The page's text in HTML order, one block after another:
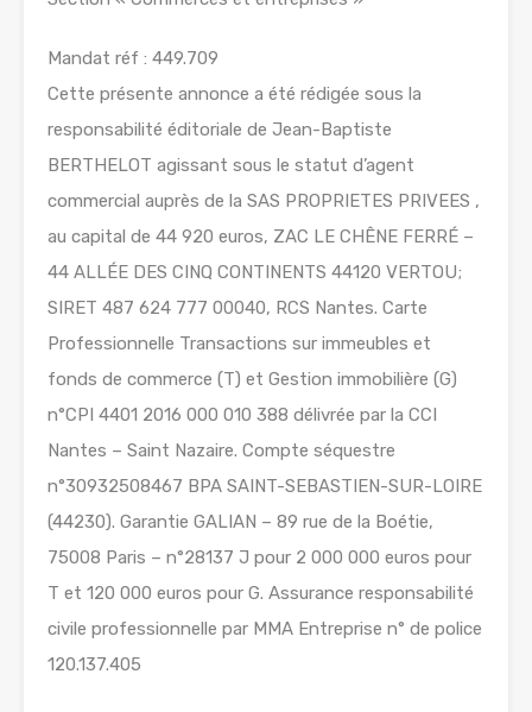
Mandat réf : 449.709
Cette présente annonce a été rédigée sous la
responsabilité éditoriale de Jean-Baptiste
BERTHELOT agissant sous le statut d’agent
commercial auprès de la SAS PROPRIETES PRIVEES ,
au capital de 44 920 euros, ZAC LE CHÊNE FERRÉ –
44 ALLÉE DES CINQ CONTINENTS 44120 VERTOU;
SIRET 487 624 777 00040, RCS Nantes. Carte
Professionnelle Transactions sur immeubles et
fonds de commerce (T) et Gestion immobilière (G)
n°CPI 4401 2016 000 010 388 délivrée par la CCI
Nantes – Saint Nazaire. Compte séquestre
n°30932508467 BPA SAINT-SEBASTIEN-SUR-LOIRE
(44230). Garantie GALIAN – 89 rue de la Boétie,
75008 Paris – n°28137 J pour 2 000 000 euros pour
T et 120 000 euros pour G. Assurance responsabilité
civile professionnelle par MMA Entreprise n° de police
120.137.405